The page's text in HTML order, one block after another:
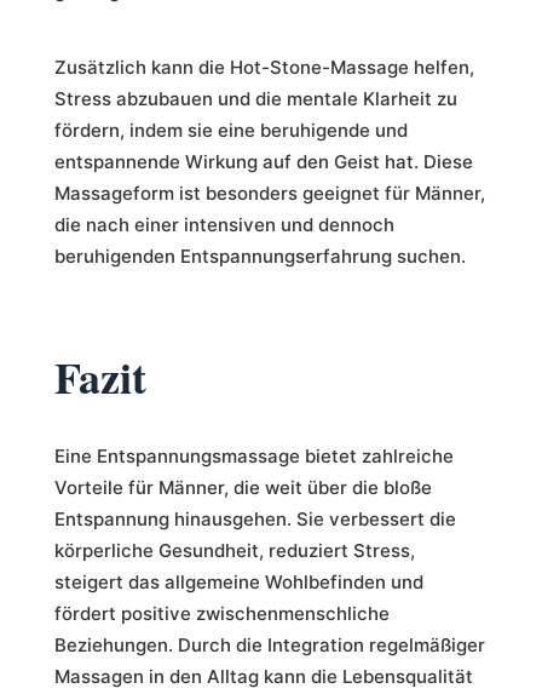
Zusätzlich kann die Hot-Stone-Massage helfen,
Stress abzubauen und die mentale Klarheit zu
fördern, indem sie eine beruhigende und
entspannende Wirkung auf den Geist hat. Diese
Massageform ist besonders geeignet für Männer,
die nach einer intensiven und dennoch
beruhigenden Entspannungserfahrung suchen.
Fazit
Eine Entspannungsmassage bietet zahlreiche
Vorteile für Männer, die weit über die bloße
Entspannung hinausgehen. Sie verbessert die
körperliche Gesundheit, reduziert Stress,
steigert das allgemeine Wohlbefinden und
fördert positive zwischenmenschliche
Beziehungen. Durch die Integration regelmäßiger
Massagen in den Alltag kann die Lebensqualität